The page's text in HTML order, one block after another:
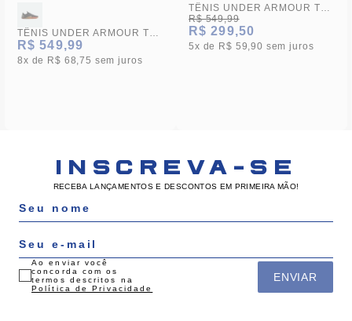
TÊNIS UNDER ARMOUR TRIBASE CROSS 2 UNISSEX
R$ 549,99
8x R$ 68,75 sem juros
TÊNIS UNDER ARMOUR TRIBASE CROSS SE UNISSEX
R$ 549,99
R$ 299,50
5x R$ 59,90 sem juros
INSCREVA-SE
RECEBA LANÇAMENTOS E DESCONTOS EM PRIMEIRA MÃO!
ENVIAR
Ao enviar você
concorda com os
termos descritos na
Política de Privacidade